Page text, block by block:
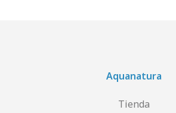
Aquanatura
Tienda